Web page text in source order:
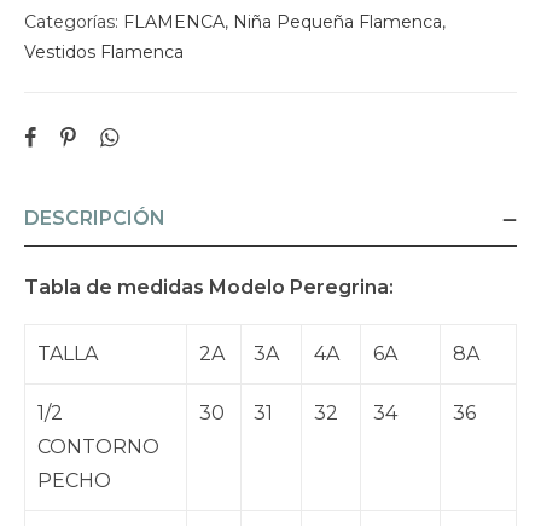
Categorías: FLAMENCA, Niña Pequeña Flamenca,
Vestidos Flamenca
DESCRIPCIÓN
Tabla de medidas Modelo Peregrina:
TALLA 2A 3A 4A 6A 8A
1/2
CONTORNO
PECHO
30 31 32 34 36